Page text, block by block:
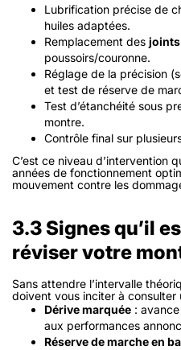
Lubrification précise de
huiles adaptées.
Remplacement des joints
poussoirs/couronne.
Réglage de la précision
et test de réserve de
Test d’étanchéité sous
montre.
Contrôle final sur
C’est ce niveau d’intervention
années de fonctionnement
mouvement contre les
3.3 Signes qu’il
réviser votre
Sans attendre l’intervalle
doivent vous inciter à consulter
Dérive marquée :
aux performances
Réserve de marche en